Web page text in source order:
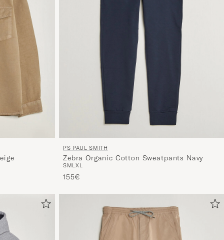
PS PAUL SMITH
Zebra Organic Cotton Sweatpants Navy
SMLXL
155€